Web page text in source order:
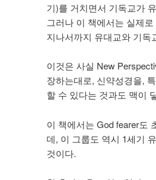
기)를 거치면서 기독교가
그러나 이 책에서는 실제
지나서까지 유대교와 기독
이것은 사실 New
장하는대로, 신약성경을,
할 수 있다는 것과도 맥이
이 책에서는 God fearer도
데, 이 그룹도 역시 1세기
것이다.